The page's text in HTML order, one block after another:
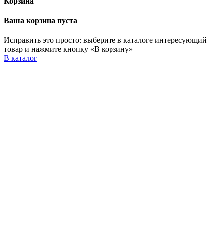
Ваша корзина пуста
Исправить это просто: выберите в каталоге интересующий
товар и нажмите кнопку «В корзину»
В каталог